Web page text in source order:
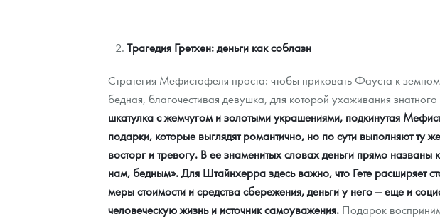
Жетоны "Необыкновенные обитатели глубин"
Ювелирные изделия
Русская нумизматика
Золотая карманная галерея
Наборы подарочных и коллекционных монет
Монеты и жетоны из недрагоценных металлов
Политика использования Cookies
Положение по обработке и защите персональных данных
Трагедия Гретхен: деньги как соблазн
Стратегия Мефистофеля проста: чтобы приковать Фауста к
бедная, благочестивая девушка, для которой ухаживания
шкатулка с жемчугом и золотыми украшениями, подкинутая
подарки, которые выглядят романтично, но по сути выполняют ту
восторг и тревогу. В ее знаменитых словах деньги прямо
нам, бедным». Для Штайнхерра здесь важно, что Гете расширяет
меры стоимости и средства сбережения, деньги у него — еще и
человеческую жизнь и источник самоуважения. Подарок